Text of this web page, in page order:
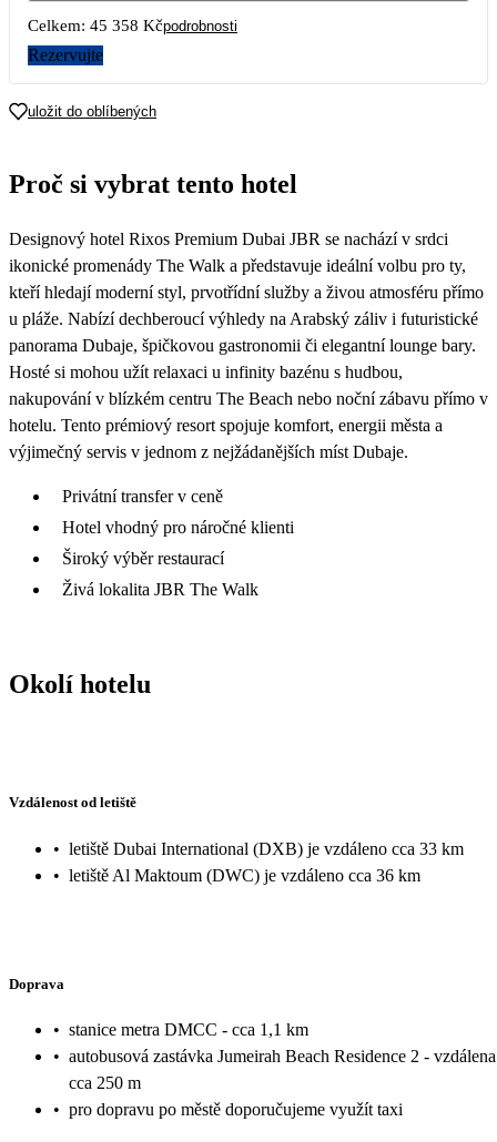
14
30 229
21
29 089
22
25 969
31 829 29 169 25 529
Celkem: 45 358 Kčpodrobnosti
Rezervujte
uložit do oblíbených
Proč si vybrat tento hotel
Designový hotel Rixos Premium Dubai JBR se nachází v srdci
ikonické promenády The Walk a představuje ideální volbu pro ty,
kteří hledají moderní styl, prvotřídní služby a živou atmosféru přímo
u pláže. Nabízí dechberoucí výhledy na Arabský záliv i futuristické
panorama Dubaje, špičkovou gastronomii či elegantní lounge bary.
Hosté si mohou užít relaxaci u infinity bazénu s hudbou,
nakupování v blízkém centru The Beach nebo noční zábavu přímo v
hotelu. Tento prémiový resort spojuje komfort, energii města a
výjimečný servis v jednom z nejžádanějších míst Dubaje.
Privátní transfer v ceně
Hotel vhodný pro náročné klienti
Široký výběr restaurací
Živá lokalita JBR The Walk
Okolí hotelu
Vzdálenost od letiště
• letiště Dubai International (DXB) je vzdáleno cca 33 km
• letiště Al Maktoum (DWC) je vzdáleno cca 36 km
Doprava
• stanice metra DMCC - cca 1,1 km
• autobusová zastávka Jumeirah Beach Residence 2 - vzdálena
cca 250 m
• pro dopravu po městě doporučujeme využít taxi